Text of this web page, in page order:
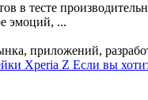
в тесте
эмоций, ...
приложений,
Xperia Z Если вы